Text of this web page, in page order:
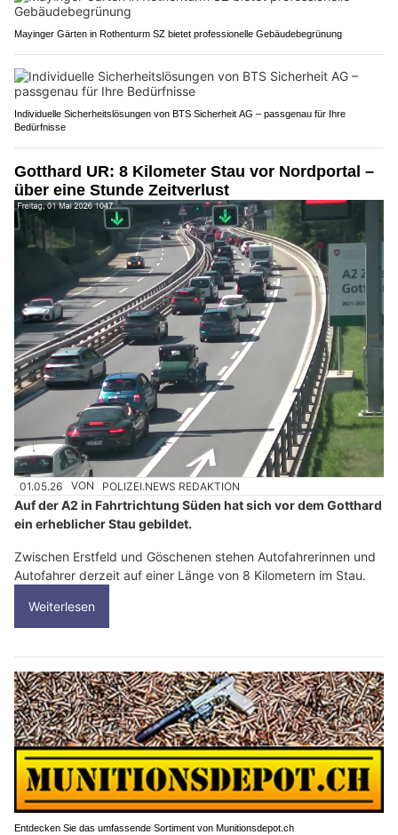
Mayinger Gärten in Rothenturm SZ bietet professionelle Gebäudebegrünung
Individuelle Sicherheitslösungen von BTS Sicherheit AG – passgenau für Ihre
Bedürfnisse
Gotthard UR: 8 Kilometer Stau vor Nordportal –
über eine Stunde Zeitverlust
01.05.26 VON POLIZEI.NEWS REDAKTION
Auf der A2 in Fahrtrichtung Süden hat sich vor dem Gotthard
ein erheblicher Stau gebildet.
Zwischen Erstfeld und Göschenen stehen Autofahrerinnen und
Autofahrer derzeit auf einer Länge von 8 Kilometern im Stau.
Weiterlesen
Entdecken Sie das umfassende Sortiment von Munitionsdepot.ch